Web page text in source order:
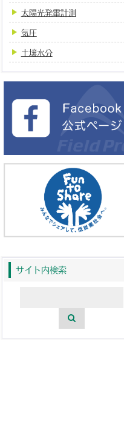
太陽光発電計測
気圧
土壌水分
サイト内検索